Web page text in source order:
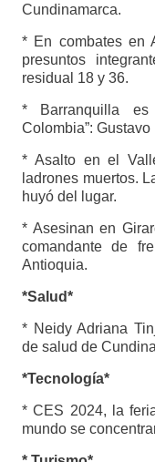
Cundinamarca.
* En combates en
presuntos
residual 18 y 36.
* Barranquilla
Colombia”: Gustavo
* Asalto en el
ladrones muertos.
huyó del lugar.
* Asesinan en
comandante de
Antioquia.
*Salud*
* Neidy Adriana
de salud de
*Tecnología*
* CES 2024, la
mundo se